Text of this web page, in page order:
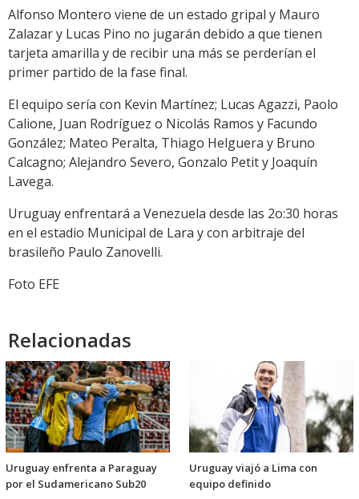
Alfonso Montero viene de un estado gripal y Mauro
Zalazar y Lucas Pino no jugarán debido a que tienen
tarjeta amarilla y de recibir una más se perderían el
primer partido de la fase final.
El equipo sería con Kevin Martínez; Lucas Agazzi, Paolo
Calione, Juan Rodríguez o Nicolás Ramos y Facundo
González; Mateo Peralta, Thiago Helguera y Bruno
Calcagno; Alejandro Severo, Gonzalo Petit y Joaquín
Lavega.
Uruguay enfrentará a Venezuela desde las 2o:30 horas
en el estadio Municipal de Lara y con arbitraje del
brasileño Paulo Zanovelli.
Foto EFE
Relacionadas
Uruguay enfrenta a Paraguay
por el Sudamericano Sub20
Uruguay viajó a Lima con
equipo definido